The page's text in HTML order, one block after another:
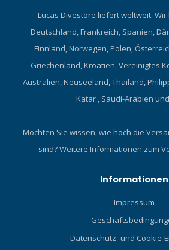
Lucas Divestore liefert weltweit.
Deutschland, Frankreich, Spanien,
Finnland, Norwegen, Polen,
Griechenland, Kroatien, Vereinigtes
Australien, Neuseeland, Thailand,
Katar , Saudi-Arabien
Möchten Sie wissen, wie hoch die
sind?Weitere Informationen zum
Informationen
Impressum
Datenschutz- und Cookie-